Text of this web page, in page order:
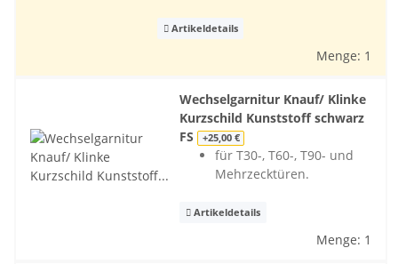
Artikeldetails
Menge: 1
Wechselgarnitur Knauf/ Klinke
Kurzschild Kunststoff schwarz
FS +25,00 €
für T30-, T60-, T90- und
Mehrzecktüren.
Artikeldetails
Menge: 1